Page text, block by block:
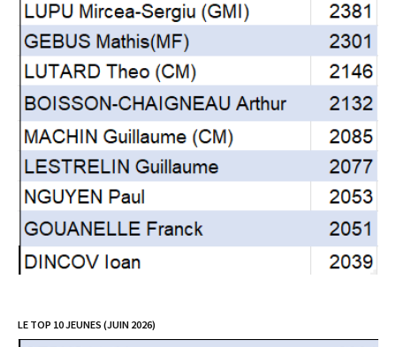
LE TOP 10 JEUNES (JUIN 2026)